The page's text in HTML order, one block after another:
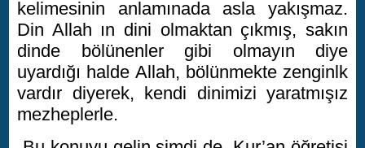
kelimesinin anlamınada asla yakışmaz.
Din Allah ın dini olmaktan çıkmış, sakın
dinde bölünenler gibi olmayın diye
uyardığı halde Allah, bölünmekte zenginlk
vardır diyerek, kendi dinimizi yaratmışız
mezheplerle.